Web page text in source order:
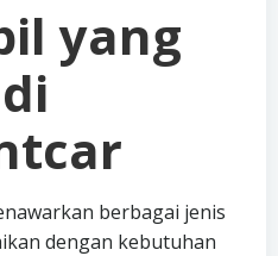
yang
berbagai jenis
dengan kebutuhan